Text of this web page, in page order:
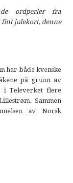
ordperler fra
fint julekort, denne
har både kvenske
på grunn av
i Televerket flere
Sammen
av Norsk